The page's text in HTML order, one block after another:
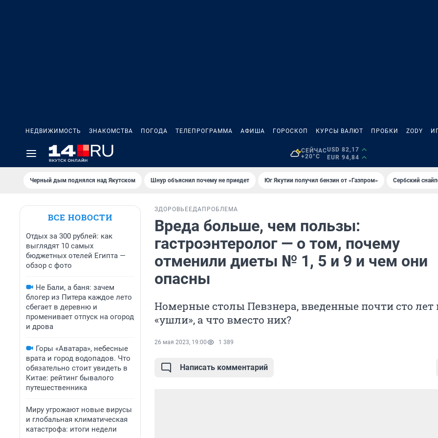
НЕДВИЖИМОСТЬ ЗНАКОМСТВА ПОГОДА ТЕЛЕПРОГРАММА АФИША ГОРОСКОП КУРСЫ ВАЛЮТ ПРОБКИ ZODY
СЕЙЧАС
+20°C
USD 82,17
EUR 94,84
Черный дым поднялся над Якутском Шнур объяснил почему не приедет Юг Якутии получил бензин от «Газпром» Сербский
ВСЕ НОВОСТИ
Отдых за 300 рублей: как
выглядят 10 самых
бюджетных отелей Египта —
обзор с фото
Не Бали, а баня: зачем
блогер из Питера каждое лето
сбегает в деревню и
променивает отпуск на огород
и дрова
Горы «Аватара», небесные
врата и город водопадов. Что
обязательно стоит увидеть в
Китае: рейтинг бывалого
путешественника
Миру угрожают новые вирусы
и глобальная климатическая
катастрофа: итоги недели
ЗДОРОВЬЕ ЕДА ПРОБЛЕМА
Вреда больше, чем пользы:
гастроэнтеролог — о том, почему
отменили диеты № 1, 5 и 9 и чем они
опасны
Номерные столы Певзнера, введенные почти сто лет
«ушли», а что вместо них?
26 мая 2023, 19:00 1 389
Написать комментарий